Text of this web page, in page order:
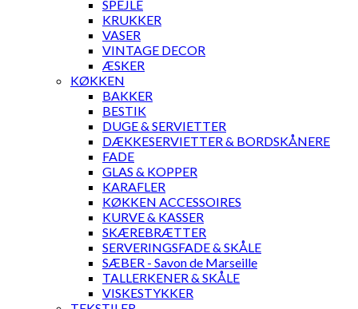
SPEJLE
KRUKKER
VASER
VINTAGE DECOR
ÆSKER
KØKKEN
BAKKER
BESTIK
DUGE & SERVIETTER
DÆKKESERVIETTER & BORDSKÅNERE
FADE
GLAS & KOPPER
KARAFLER
KØKKEN ACCESSOIRES
KURVE & KASSER
SKÆREBRÆTTER
SERVERINGSFADE & SKÅLE
SÆBER - Savon de Marseille
TALLERKENER & SKÅLE
VISKESTYKKER